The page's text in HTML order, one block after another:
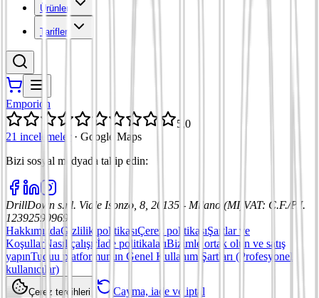
Ürünler
Tarifler
Emporion
5,0
21 incelemeler
· Google Maps
Bizi sosyal medyada takip edin:
DrillDown s.r.l. Viale Isonzo, 8, 20135 - Milano (MI) VAT: C.F./P.I.
12392590969
HakkımızdaGizlilik politikasıÇerez politikasıŞartlar ve
KoşullarNasıl çalışırİade politikalarıBizimle ortak olun ve satış
yapınTuduu platformunun Genel Kullanım Şartları (Profesyonel
kullanıcılar)
Çerez tercihleri Cayma, iade ve iptal